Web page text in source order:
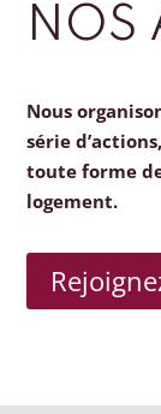
NOS
Nous
série
toute forme
logement.